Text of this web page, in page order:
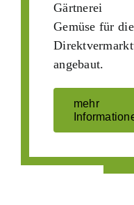
Gärtnerei
Gemüse für die
angebaut.
mehr